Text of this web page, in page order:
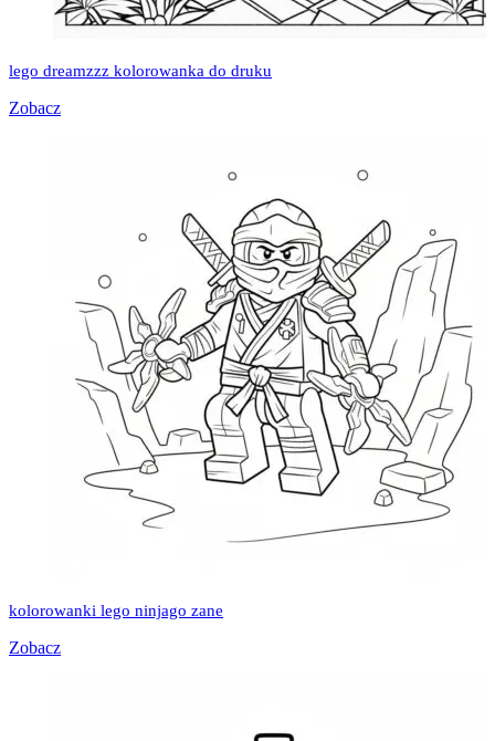
lego dreamzzz kolorowanka do druku
Zobacz
kolorowanki lego ninjago zane
Zobacz